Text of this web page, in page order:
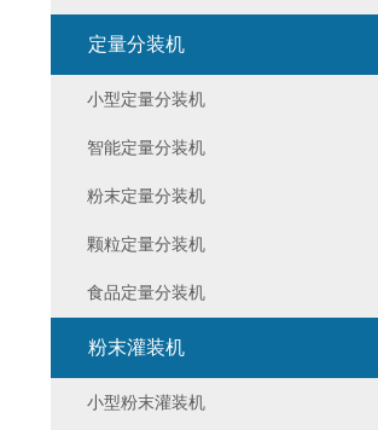
定量分装机
小型定量分装机
智能定量分装机
粉末定量分装机
颗粒定量分装机
食品定量分装机
粉末灌装机
小型粉末灌装机